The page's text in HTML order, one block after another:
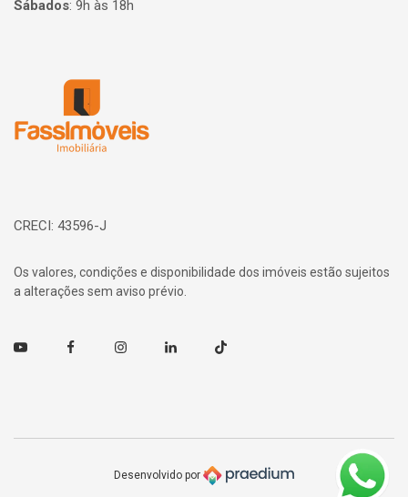
Sábados: 9h às 18h
CRECI: 43596-J
Os valores, condições e disponibilidade dos imóveis estão sujeitos
a alterações sem aviso prévio.
Youtube FacebookInstagramLinkedin TikTok
Desenvolvido por